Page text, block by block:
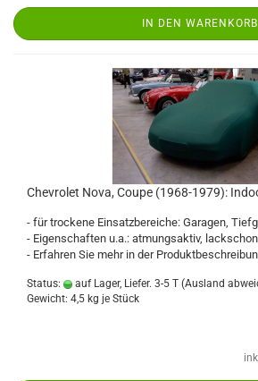
IN DEN WARENKORB
Chevrolet Nova, Coupe (1968-1979):
- für trockene Einsatzbereiche: Garagen,
- Eigenschaften u.a.: atmungsaktiv,
- Erfahren Sie mehr in der
Status: auf Lager, Liefer. 3-5 T (Ausland
Gewicht: 4,5 kg je Stück